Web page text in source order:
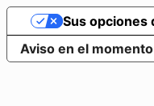
Aviso en el
Sus opciones